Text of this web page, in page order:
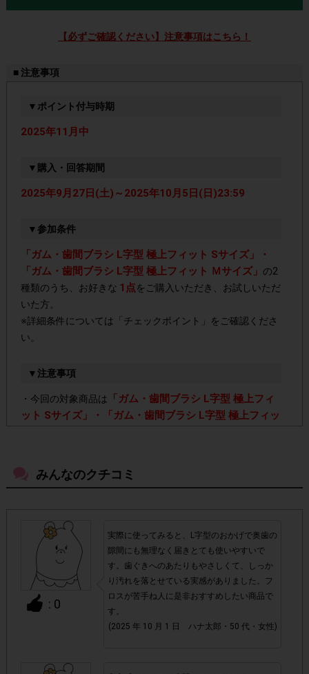
【必ずご確認ください】注意事項はこちら！
■ 注意事項
▼ポイント付与時期
2025年11月中
▼購入・回答期間
2025年9月27日(土)～2025年10月5日(日)23:59
▼参加条件
「ガム・歯間ブラシ L字型 極上フィット Sサイズ」・
「ガム・歯間ブラシ L字型 極上フィット Ｍサイズ」 の2
種類のうち、お好きな 1点をご購入いただき、お試しいただ
いた方。
※詳細条件については「チェックポイント」をご確認くださ
い。
▼注意事項
・今回の対象商品は
「ガム・歯間ブラシ L字型 極上フィ
ット Sサイズ」・「ガム・歯間ブラシ L字型 極上フィッ
・よく売っているお店以外の店舗でもご購入いただけま
・店舗によって取扱いのない場合があります。予めご了承く
ださい。
・参加(申し込み)を回答前にしていただければ、募集人数が
上限に達しても、掲載期間内のアンケート回答が可能です。
て、機種によってはアンケートに回答できない場合がござい
みんなのクチコミ
: 0
実際に使ってみると、L字型のおかげで奥歯の
隙間にも無理なく届きとても使いやすいで
す。歯ぐきへのあたりもやさしくて、しっか
り汚れを落とせている実感がありました。フ
ロスが苦手ね人に是非おすすめしたい商品で
す。
(2025 年 10 月 1 日 ハナ太郎・50 代・女性)